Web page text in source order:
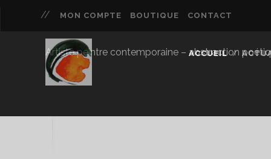
MON COMPTE BOUTIQUE CONTACT
Artiste peintre contemporaine – abstraction
ACCUEIL